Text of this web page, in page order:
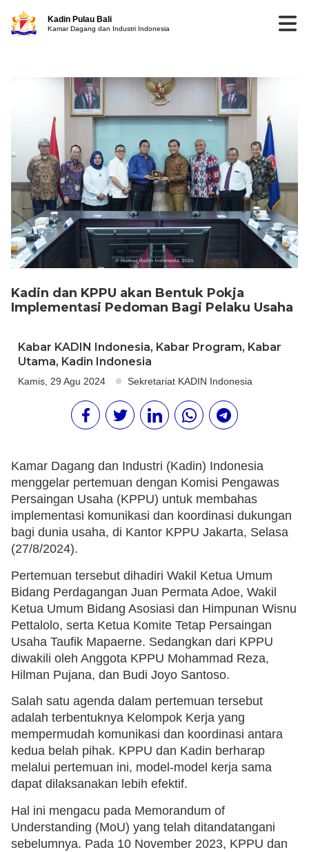
Kadin Pulau Bali
Kamar Dagang dan Industri Indonesia
Kadin dan KPPU akan Bentuk Pokja
Implementasi Pedoman Bagi Pelaku Usaha
Kabar KADIN Indonesia, Kabar Program, Kabar
Utama, Kadin Indonesia
Kamis, 29 Agu 2024 Sekretariat KADIN Indonesia
Kamar Dagang dan Industri (Kadin) Indonesia
menggelar pertemuan dengan Komisi Pengawas
Persaingan Usaha (KPPU) untuk membahas
implementasi komunikasi dan koordinasi dukungan
bagi dunia usaha, di Kantor KPPU Jakarta, Selasa
(27/8/2024).
Pertemuan tersebut dihadiri Wakil Ketua Umum
Bidang Perdagangan Juan Permata Adoe, Wakil
Ketua Umum Bidang Asosiasi dan Himpunan Wisnu
Pettalolo, serta Ketua Komite Tetap Persaingan
Usaha Taufik Mapaerne. Sedangkan dari KPPU
diwakili oleh Anggota KPPU Mohammad Reza,
Hilman Pujana, dan Budi Joyo Santoso.
Salah satu agenda dalam pertemuan tersebut
adalah terbentuknya Kelompok Kerja yang
mempermudah komunikasi dan koordinasi antara
kedua belah pihak. KPPU dan Kadin berharap
melalui pertemuan ini, model-model kerja sama
dapat dilaksanakan lebih efektif.
Hal ini mengacu pada Memorandum of
Understanding (MoU) yang telah ditandatangani
sebelumnya. Pada 10 November 2023, KPPU dan